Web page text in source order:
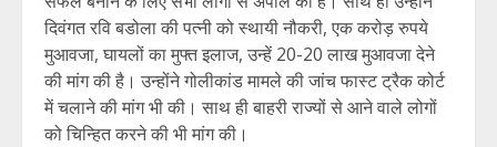
दिवंगत रवि बडोला की पत्नी को स्थायी नौकरी, एक करोड़ रुपये
मुआवजा, घायलों का मुफ्त इलाज, उन्हें 20-20 लाख मुआवजा देने
की मांग की है। उन्होंने गोलीकांड मामले की जांच फास्ट ट्रैक कोर्ट
में चलाने की मांग भी की। साथ ही बाहरी राज्यों से आने वाले लोगों
को चिन्हित करने की भी मांग की।